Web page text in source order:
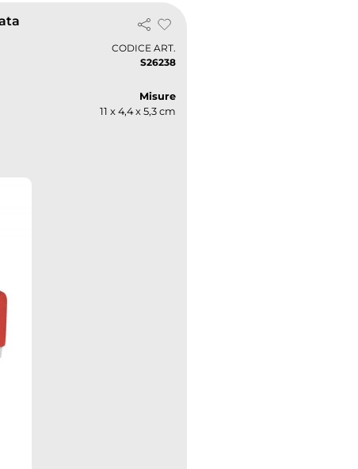
CODICE ART.
S26238
Misure
11 x 4,4 x 5,3 cm